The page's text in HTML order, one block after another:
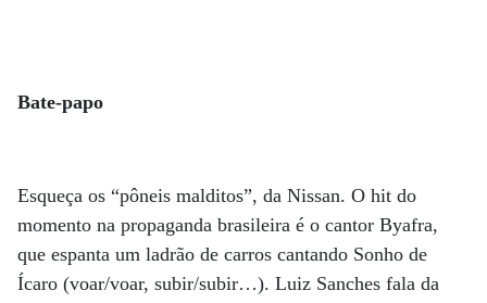
Bate-papo
Esqueça os “pôneis malditos”, da Nissan. O hit do
momento na propaganda brasileira é o cantor Byafra,
que espanta um ladrão de carros cantando Sonho de
Ícaro (voar/voar, subir/subir…). Luiz Sanches fala da